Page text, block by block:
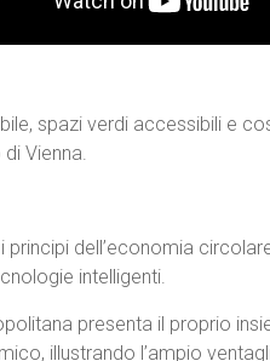
spazi verdi accessibili e
Vienna.
principi dell’economia
intelligenti.
presenta il proprio
illustrando l’ampio